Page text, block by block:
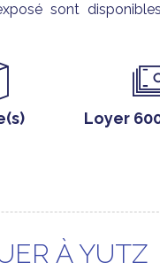
sont
Loyer
À YUTZ